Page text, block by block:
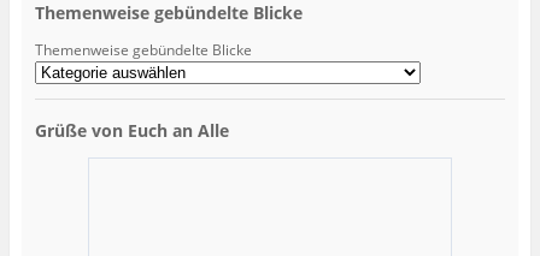
Themenweise gebündelte Blicke
Themenweise gebündelte Blicke
Grüße von Euch an Alle